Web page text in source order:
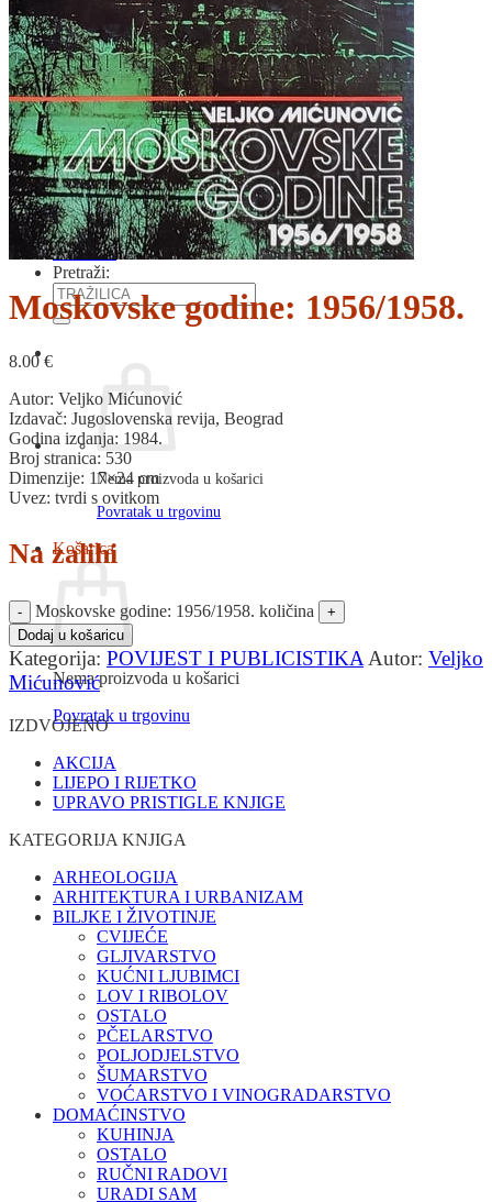
DO ZEMLJOVIDA
RJEČNICI, GRAMATIKE, PRAVOPISI…
ŠAH
SPORT
STRIPOVI
TEHNIČKE ZNANOSTI
TEORIJA I POVIJEST KNJIŽEVNOSTI
VEDUTE
ZAGREB
ZEMLJOVIDI
Otkup knjiga
O nama
Novosti
AKCIJA
Pretraži:
Nema proizvoda u košarici
Povratak u trgovinu
Košarica
Nema proizvoda u košarici
Povratak u trgovinu
Moskovske godine: 1956/1958.
8.00€
Autor: Veljko Mićunović
Izdavač: Jugoslovenska revija, Beograd
Godina izdanja: 1984.
Broj stranica: 530
Dimenzije: 17×24 cm
Uvez: tvrdi s ovitkom
Na zalihi
Moskovske godine: 1956/1958. količina
Dodaj u košaricu
Kategorija: POVIJEST I PUBLICISTIKA Autor: Veljko
Mićunović
IZDVOJENO
AKCIJA
LIJEPO I RIJETKO
UPRAVO PRISTIGLE KNJIGE
KATEGORIJA KNJIGA
ARHEOLOGIJA
ARHITEKTURA I URBANIZAM
BILJKE I ŽIVOTINJE
CVIJEĆE
GLJIVARSTVO
KUĆNI LJUBIMCI
LOV I RIBOLOV
OSTALO
PČELARSTVO
POLJODJELSTVO
ŠUMARSTVO
VOĆARSTVO I VINOGRADARSTVO
DOMAĆINSTVO
KUHINJA
OSTALO
RUČNI RADOVI
URADI SAM